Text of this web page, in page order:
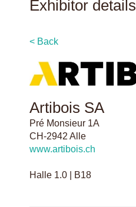
Exhibitor details
< Back
Artibois SA
Pré Monsieur 1A
CH-2942 Alle
www.artibois.ch
Halle 1.0 | B18